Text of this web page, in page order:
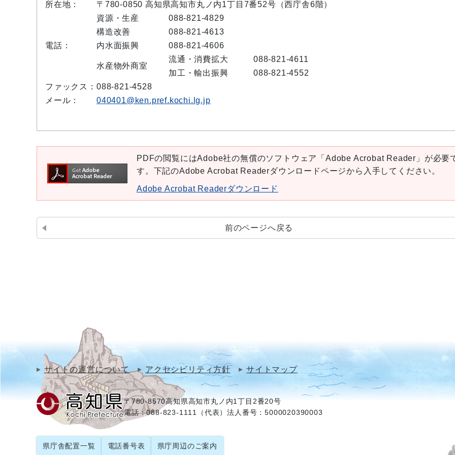
所在地： 〒780-0850 高知県高知市丸ノ内1丁目7番52号（西庁舎6階）
電話：
資源・生産
088-821-4829
構造改善
088-821-4613
内水面振興
088-821-4606
水産物外商室
流通・消費拡大
088-821-4611
加工・輸出振興
088-821-4552
ファックス： 088-821-4528
メール：
040401@ken.pref.kochi.lg.jp
PDFの閲覧にはAdobe社の無償のソフトウェア「Adobe Acrobat Reader」が必要
す。下記のAdobe Acrobat Readerダウンロードページから入手してください。
Adobe Acrobat Readerダウンロード
前のページへ戻る
サイトの運営について アクセシビリティ方針 サイトマップ
〒780-8570高知県高知市丸ノ内1丁目2番20号
電話：088-823-1111（代表）法人番号：5000020390003
県庁舎配置一覧 電話番号表 県庁周辺のご案内